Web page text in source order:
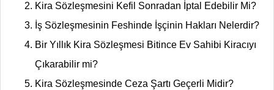
Kira Sözleşmesini Kefil Sonradan İptal Edebilir Mi?
İş Sözleşmesinin Feshinde İşçinin Hakları Nelerdir?
Bir Yıllık Kira Sözleşmesi Bitince Ev Sahibi Kiracıyı
Çıkarabilir mi?
Kira Sözleşmesinde Ceza Şartı Geçerli Midir?